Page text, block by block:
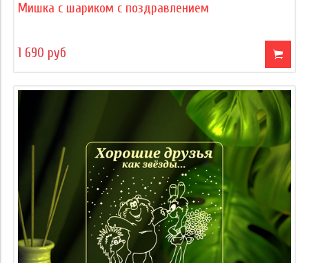
Мишка с шариком с поздравлением
1 690 руб